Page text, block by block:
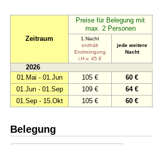
Zeitraum
Preise für Belegung mit
max. 2 Personen
1.Nacht
enthält
Endreinigung
i.H.v. 45 €
jede weitere
Nacht
2026
01.Mai - 01.Jun
105 € 60 €
01.Jun - 01.Sep 109 € 64 €
01.Sep - 15.Okt 105 € 60 €
Belegung